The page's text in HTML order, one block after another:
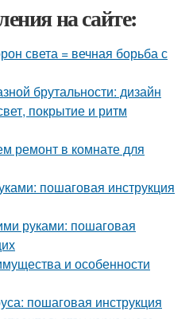
на сайте:
света = вечная борьба с
брутальности: дизайн
покрытие и ритм
ремонт в комнате для
пошаговая инструкция
руками: пошаговая
и особенности
пошаговая инструкция